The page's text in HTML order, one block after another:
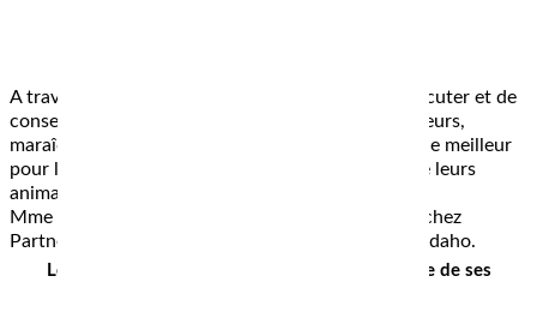
A travers notre métier, nous avons le plaisir de discuter et de
conseiller des viticulteurs, agriculteurs, arboriculteurs,
maraîchers, etc… des passionnés qui recherchent le meilleur
pour leurs parcelles, vignes ou pour le bien être de leurs
animaux…
Mme Boullais est cliente depuis quelques années chez
Partner & Co, pour son association les chevaux d’Idaho.
Le but, avoir de belles pâtures pour le bien être de ses